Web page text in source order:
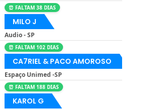
⏰ FALTAM 38 DIAS
MILO J
Audio - SP
⏰ FALTAM 102 DIAS
CA7RIEL & PACO AMOROSO
Espaço Unimed -SP
⏰ FALTAM 188 DIAS
KAROL G